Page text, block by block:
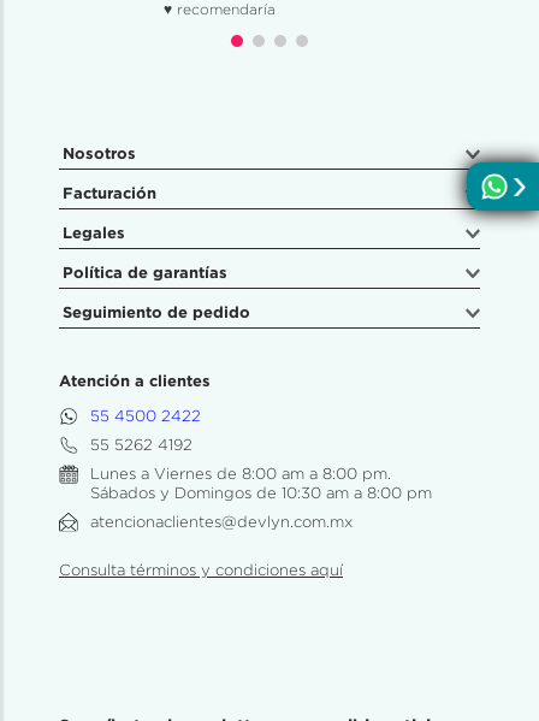
♥ recomendaría
Nosotros
Facturación
Legales
Política de garantías
Seguimiento de pedido
Atención a clientes
55 4500 2422
55 5262 4192
Lunes a Viernes de 8:00 am a 8:00 pm.
Sábados y Domingos de 10:30 am a 8:00 pm
atencionaclientes@devlyn.com.mx
Consulta términos y condiciones aquí